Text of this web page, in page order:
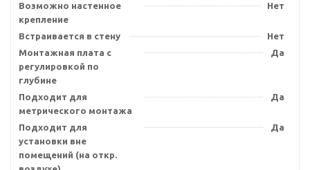
Возможно настенное
крепление
Нет
Встраивается в стену
Нет
Монтажная плата с
регулировкой по
глубине
Да
Подходит для
метрического монтажа
Да
Подходит для
установки вне
помещений (на откр.
Да